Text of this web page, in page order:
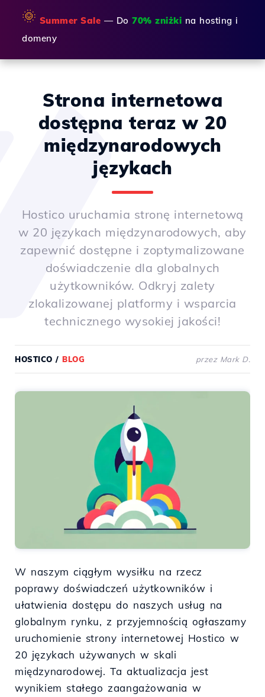
🌞 Summer Sale — Do 70% zniżki na hosting i
domeny
Strona internetowa
dostępna teraz w 20
międzynarodowych
językach
Hostico uruchamia stronę internetową
w 20 językach międzynarodowych, aby
zapewnić dostępne i zoptymalizowane
doświadczenie dla globalnych
użytkowników. Odkryj zalety
zlokalizowanej platformy i wsparcia
technicznego wysokiej jakości!
HOSTICO / BLOG przez Mark D.
W naszym ciągłym wysiłku na rzecz
poprawy doświadczeń użytkowników i
ułatwienia dostępu do naszych usług na
globalnym rynku, z przyjemnością ogłaszamy
uruchomienie strony internetowej Hostico w
20 językach używanych w skali
międzynarodowej. Ta aktualizacja jest
wynikiem stałego zaangażowania w